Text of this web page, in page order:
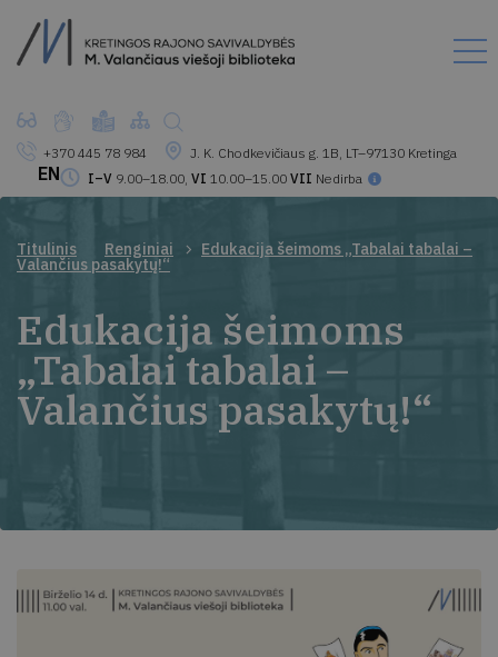
+370 445 78 984
J. K. Chodkevičiaus g. 1B, LT–97130 Kretinga
I–V 9.00–18.00, VI 10.00–15.00 VII Nedirba
EN
Titulinis Renginiai Edukacija šeimoms „Tabalai tabalai –
Valančius pasakytų!“
Edukacija šeimoms
„Tabalai tabalai –
Valančius pasakytų!“